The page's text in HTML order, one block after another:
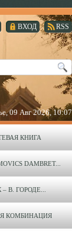
RSS
ВХОД
09 Авг 2026, 10:07
КНИГА
DAMBRET...
В. ГОРОДЕ...
КОМБИНАЦИЯ